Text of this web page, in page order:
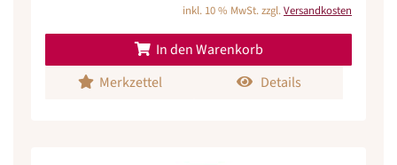
inkl. 10 % MwSt. zzgl.Versandkosten
In den Warenkorb
Merkzettel
Details